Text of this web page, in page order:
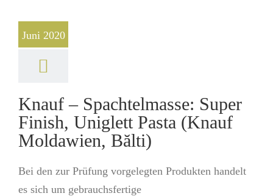
Juni 2020
Knauf – Spachtelmasse: Super
Finish, Uniglett Pasta (Knauf
Moldawien, Bălti)
Bei den zur Prüfung vorgelegten Produkten handelt
es sich um gebrauchsfertige